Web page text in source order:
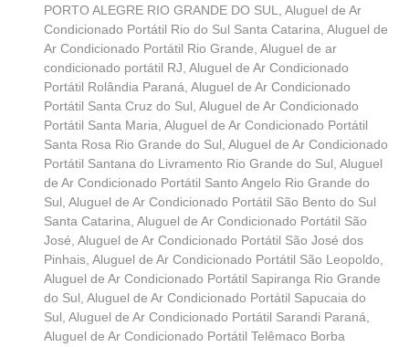
PORTO ALEGRE RIO GRANDE DO SUL, Aluguel de Ar
Condicionado Portátil Rio do Sul Santa Catarina, Aluguel de
Ar Condicionado Portátil Rio Grande, Aluguel de ar
condicionado portátil RJ, Aluguel de Ar Condicionado
Portátil Rolândia Paraná, Aluguel de Ar Condicionado
Portátil Santa Cruz do Sul, Aluguel de Ar Condicionado
Portátil Santa Maria, Aluguel de Ar Condicionado Portátil
Santa Rosa Rio Grande do Sul, Aluguel de Ar Condicionado
Portátil Santana do Livramento Rio Grande do Sul, Aluguel
de Ar Condicionado Portátil Santo Angelo Rio Grande do
Sul, Aluguel de Ar Condicionado Portátil São Bento do Sul
Santa Catarina, Aluguel de Ar Condicionado Portátil São
José, Aluguel de Ar Condicionado Portátil São José dos
Pinhais, Aluguel de Ar Condicionado Portátil São Leopoldo,
Aluguel de Ar Condicionado Portátil Sapiranga Rio Grande
do Sul, Aluguel de Ar Condicionado Portátil Sapucaia do
Sul, Aluguel de Ar Condicionado Portátil Sarandi Paraná,
Aluguel de Ar Condicionado Portátil Telêmaco Borba